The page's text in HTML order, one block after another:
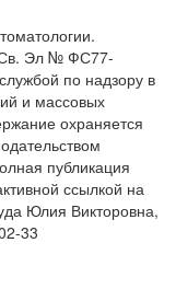
Эл № ФС77-
по надзору в
и массовых
охраняется
публикация
ссылкой на
Юлия Викторовна,
33